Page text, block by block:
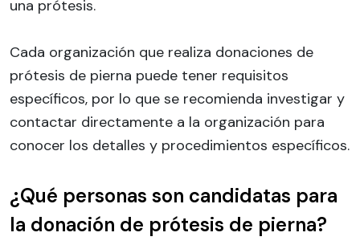
una prótesis.
Cada organización que realiza donaciones de
prótesis de pierna puede tener requisitos
específicos, por lo que se recomienda investigar y
contactar directamente a la organización para
conocer los detalles y procedimientos específicos.
¿Qué personas son candidatas para
la donación de prótesis de pierna?